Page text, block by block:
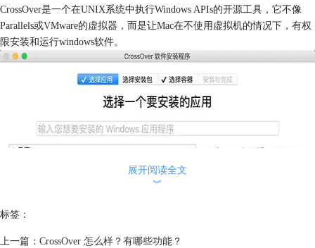
CrossOver是一个在UNIX系统中执行Windows APIs的开源工具，它不像
Parallels或VMware的虚拟器，而是让Mac在不使用虚拟机的情况下，有权
限安装和运行windows软件。
展开阅读全文
︾
标签：
上一篇： CrossOver 怎么样？有哪些功能？